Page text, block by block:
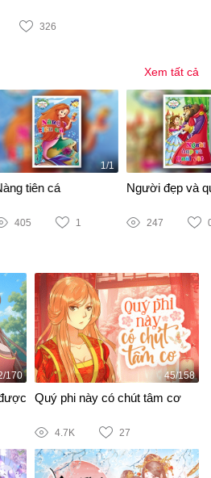
326
Xem tất cả
1/1
tiên cá
405 1
Người đẹp và
247
170 45/158
Quý phi này có chút tâm cơ
4.7K 27